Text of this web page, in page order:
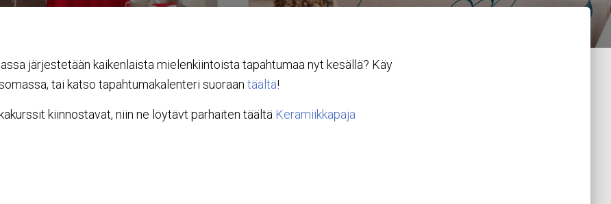
järjestetään kaikenlaista mielenkiintoista tapahtumaa nyt kesällä? Käy
tai katso tapahtumakalenteri suoraan täältä!
kiinnostavat, niin ne löytävt parhaiten täältä Keramiikkapaja